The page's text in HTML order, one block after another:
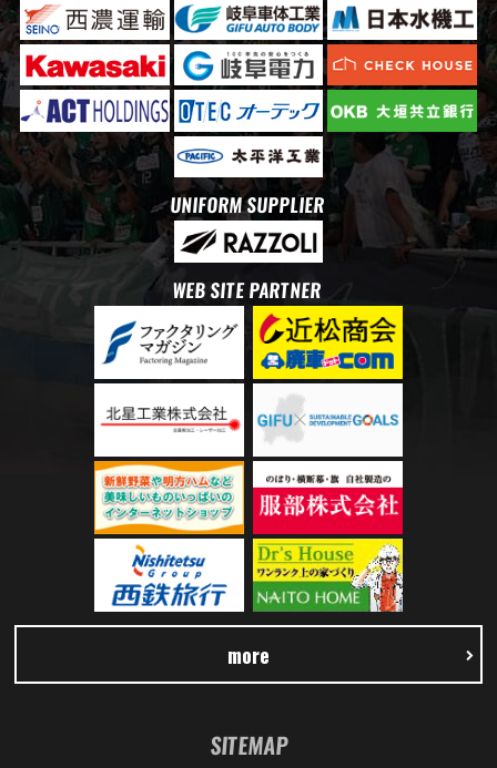
UNIFORM SUPPLIER
WEB SITE PARTNER
more
SITEMAP